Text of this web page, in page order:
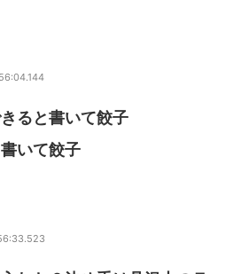
ると書いて餃子
いて餃子